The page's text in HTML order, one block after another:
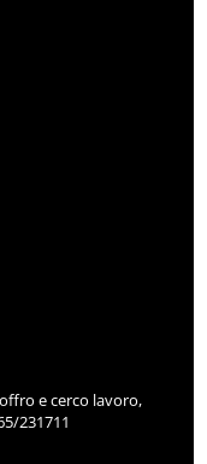
e cerco lavoro,
231711